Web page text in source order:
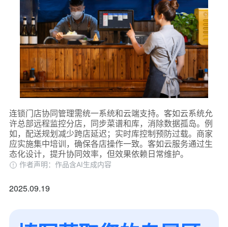
连锁门店协同管理需统一系统和云端支持。客如云系统允
许总部远程监控分店，同步菜谱和库，消除数据孤岛。例
如，配送规划减少跨店延迟；实时库控制预防过载。商家
应实施集中培训，确保各店操作一致。客如云服务通过生
态化设计，提升协同效率，但效果依赖日常维护。
作者声明：作品含AI生成内容
2025.09.19